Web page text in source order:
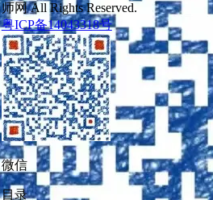
师网 All Rights Reserved.
粤ICP备14043318号
微信
目录